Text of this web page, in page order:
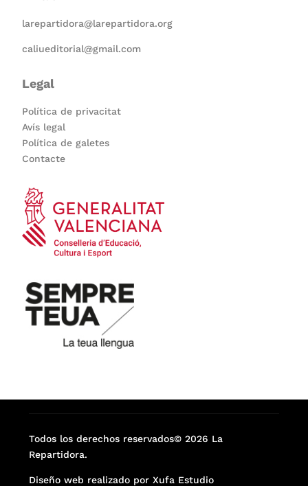
larepartidora@larepartidora.org
caliueditorial@gmail.com
Legal
Política de privacitat
Avís legal
Política de galetes
Contacte
Todos los derechos reservados© 2026 La
Repartidora.
Diseño web realizado por Xufa Estudio